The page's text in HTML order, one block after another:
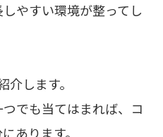
やすい環境が整ってし
します。
でも当てはまれば、コ
あります。